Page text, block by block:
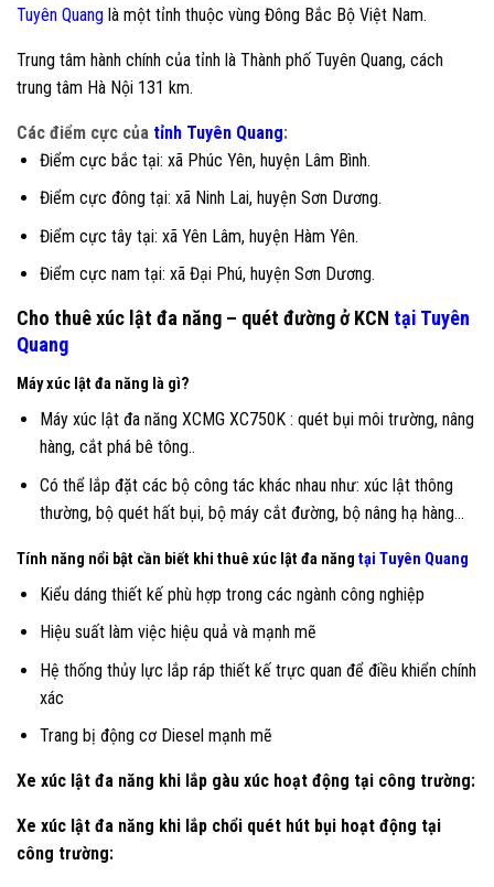
Tuyên Quang là một tỉnh thuộc vùng Đông Bắc Bộ Việt Nam.
Trung tâm hành chính của tỉnh là Thành phố Tuyên Quang, cách
trung tâm Hà Nội 131 km.
Các điểm cực của tỉnh Tuyên Quang:
Điểm cực bắc tại: xã Phúc Yên, huyện Lâm Bình.
Điểm cực đông tại: xã Ninh Lai, huyện Sơn Dương.
Điểm cực tây tại: xã Yên Lâm, huyện Hàm Yên.
Điểm cực nam tại: xã Đại Phú, huyện Sơn Dương.
Cho thuê xúc lật đa năng – quét đường ở KCN tại Tuyên
Quang
Máy xúc lật đa năng là gì?
Máy xúc lật đa năng XCMG XC750K : quét bụi môi trường, nâng
hàng, cắt phá bê tông..
Có thể lắp đặt các bộ công tác khác nhau như: xúc lật thông
thường, bộ quét hất bụi, bộ máy cắt đường, bộ nâng hạ hàng…
Tính năng nổi bật cần biết khi thuê xúc lật đa năng tại Tuyên Quang
Kiểu dáng thiết kế phù hợp trong các ngành công nghiệp
Hiệu suất làm việc hiệu quả và mạnh mẽ
Hệ thống thủy lực lắp ráp thiết kế trực quan để điều khiển chính
xác
Trang bị động cơ Diesel mạnh mẽ
Xe xúc lật đa năng khi lắp gàu xúc hoạt động tại công trường:
Xe xúc lật đa năng khi lắp chổi quét hút bụi hoạt động tại
công trường: